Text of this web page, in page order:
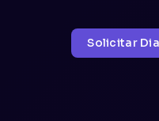
Solicitar